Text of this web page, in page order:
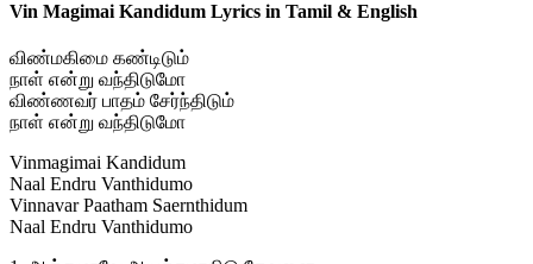
Vin Magimai Kandidum Lyrics in Tamil & English
விண்மகிமை கண்டிடும்
நாள் என்று வந்திடுமோ
விண்ணவர் பாதம் சேர்ந்திடும்
நாள் என்று வந்திடுமோ
Vinmagimai Kandidum
Naal Endru Vanthidumo
Vinnavar Paatham Saernthidum
Naal Endru Vanthidumo